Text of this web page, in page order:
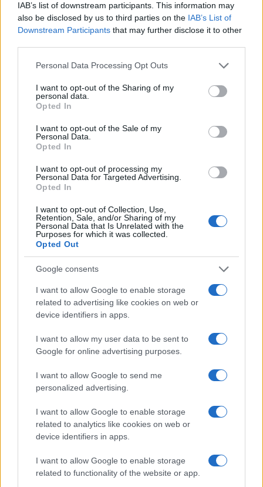
IAB’s list of downstream participants. This information may
also be disclosed by us to third parties on the IAB’s List of
Downstream Participants that may further disclose it to other
Please note that this website/app uses one or more Google
not limited to your visit or usage behaviour. You may click to
grant or deny consent to Google and its third-party tags to
use your data for below specified purposes in below Google
consent section.
Personal Data Processing Opt Outs
I want to opt-out of the Sharing of my
personal data.
Opted In
I want to opt-out of the Sale of my
Personal Data.
Opted In
I want to opt-out of processing my
Personal Data for Targeted Advertising.
Opted In
I want to opt-out of Collection, Use,
Retention, Sale, and/or Sharing of my
Personal Data that Is Unrelated with the
Purposes for which it was collected.
Opted Out
Google consents
I want to allow Google to enable storage
related to advertising like cookies on web or
device identifiers in apps.
I want to allow my user data to be sent to
Google for online advertising purposes.
I want to allow Google to send me
personalized advertising.
I want to allow Google to enable storage
related to analytics like cookies on web or
device identifiers in apps.
I want to allow Google to enable storage
related to functionality of the website or app.
Επιπλέον, οι ΣΥΝΕΚ εστιάζουν και στις εργασιακές
τέτοιες μεταρρυθμίσεις επηρεάζουν τον ρόλο και το
καθεστώς εργασίας τους μέσα στα σχολεία.
Κάλεσμα σε αποχή από επιτηρήσεις και
επιτροπές θεμάτων
Η ανακοίνωση της παράταξης απευθύνει σαφές κάλεσμα
στους εκπαιδευτικούς να μην συμμετάσχουν με κανέναν
τρόπο στη διαδικασία των εξετάσεων, είτε ως
επιτηρητές είτε ως μέλη επιτροπών θεμάτων. Όπως
υποστηρίζεται, η μη συμμετοχή είναι ένας τρόπος να μην
«νομιμοποιηθεί» η εκπαιδευτική πολιτική που προωθεί
η κυβέρνηση.
Η στάση αυτή, κατά τους συντάκτες της ανακοίνωσης,
δεν είναι απλώς πολιτική αλλά βαθιά παιδαγωγική, με
στόχο την υπεράσπιση του χαρακτήρα του δημόσιου
Στήριξη σε μια δημόσια και συμπεριληπτική εκπαίδευση